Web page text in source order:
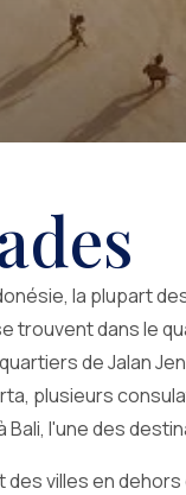
la plupart
trouvent dans le
de Jalan
plusieurs
Bali, l'une des
villes en